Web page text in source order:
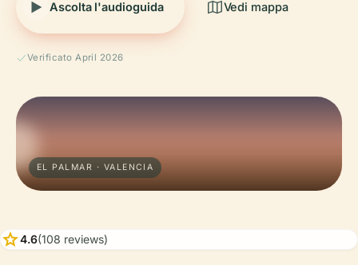
Ascolta l'audioguida Vedi mappa
Verificato April 2026
EL PALMAR · VALENCIA
star4.6(108 reviews)